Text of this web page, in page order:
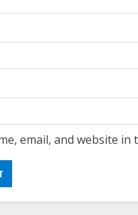
email, and website